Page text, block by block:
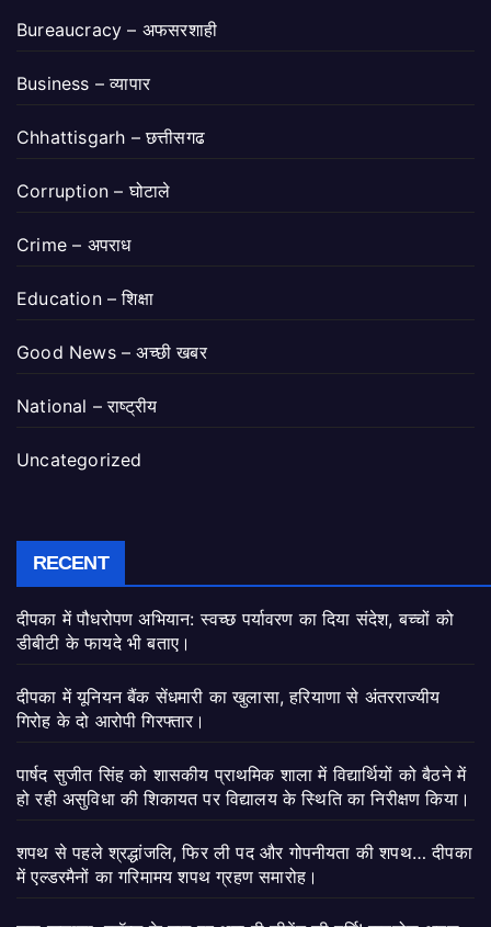
Bureaucracy – अफसरशाही
Business – व्यापार
Chhattisgarh – छत्तीसगढ
Corruption – घोटाले
Crime – अपराध
Education – शिक्षा
Good News – अच्छी खबर
National – राष्ट्रीय
Uncategorized
RECENT
दीपका में पौधरोपण अभियान: स्वच्छ पर्यावरण का दिया संदेश, बच्चों को
डीबीटी के फायदे भी बताए।
दीपका में यूनियन बैंक सेंधमारी का खुलासा, हरियाणा से अंतरराज्यीय
गिरोह के दो आरोपी गिरफ्तार।
पार्षद सुजीत सिंह को शासकीय प्राथमिक शाला में विद्यार्थियों को बैठने में
हो रही असुविधा की शिकायत पर विद्यालय के स्थिति का निरीक्षण किया।
शपथ से पहले श्रद्धांजलि, फिर ली पद और गोपनीयता की शपथ… दीपका
में एल्डरमैनों का गरिमामय शपथ ग्रहण समारोह।